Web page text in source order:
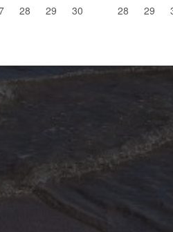
28 29
30
28
29